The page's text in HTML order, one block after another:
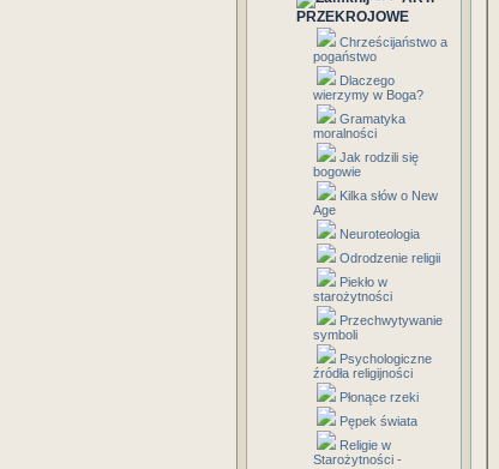
PRZEKROJOWE
Chrześcijaństwo a
pogaństwo
Dlaczego
wierzymy w Boga?
Gramatyka
moralności
Jak rodzili się
bogowie
Kilka słów o New
Age
Neuroteologia
Odrodzenie religii
Piekło w
starożytności
Przechwytywanie
symboli
Psychologiczne
źródła religijności
Płonące rzeki
Pępek świata
Religie w
Starożytności -